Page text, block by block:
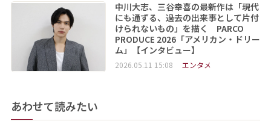
中川大志、三谷幸喜の最新作は「現代
にも通ずる、過去の出来事として片付
けられないもの」を描く PARCO
PRODUCE 2026「アメリカン・ドリー
ム」【インタビュー】
2026.05.11 15:08 エンタメ
あわせて読みたい